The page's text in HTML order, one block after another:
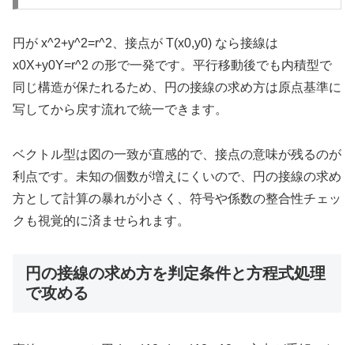
円が x^2+y^2=r^2、接点が T(x0,y0) なら接線は
x0X+y0Y=r^2 の形で一発です。平行移動後でも内積型で
同じ構造が保たれるため、円の接線の求め方は原点基準に
写してから戻す流れで統一できます。
ベクトル型は図の一致が直感的で、接点の意味が残るのが
利点です。未知の個数が増えにくいので、円の接線の求め
方として計算の暴れが小さく、符号や係数の整合性チェッ
クも視覚的に済ませられます。
円の接線の求め方を判定条件と方程式処理
で攻める